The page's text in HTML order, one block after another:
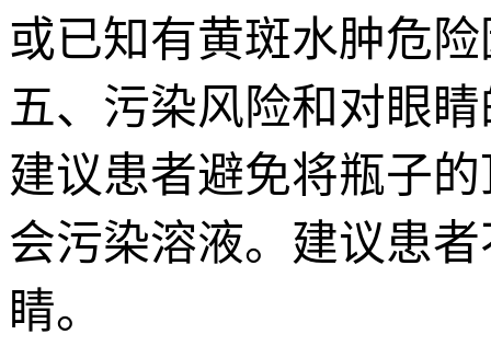
或已知有黄斑水肿危
五、污染风险和对眼
建议患者避免将瓶子
会污染溶液。建议患
睛。